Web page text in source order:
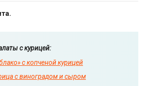
с курицей:
с копченой курицей
с виноградом и сыром